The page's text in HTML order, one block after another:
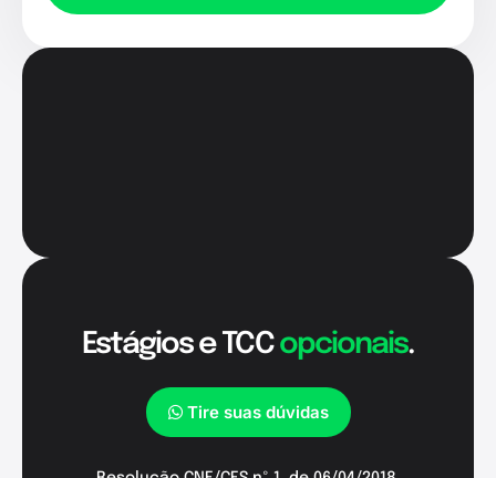
Estágios e TCCopcionais.
Tire suas dúvidas